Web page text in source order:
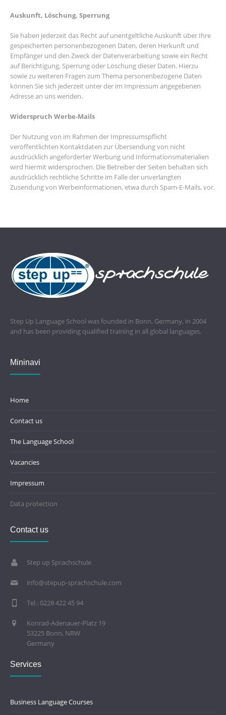
Auskunft, Löschung, Sperrung
Sie haben jederzeit das Recht auf unentgeltliche Auskunft über Ihre
gespeicherten personenbezogenen Daten, deren Herkunft und
Empfänger und den Zweck der Datenverarbeitung sowie ein Recht
auf Berichtigung, Sperrung oder Löschung dieser Daten. Hierzu
sowie zu weiteren Fragen zum Thema personenbezogene Daten
können Sie sich jederzeit unter der im Impressum angegebenen
Adresse an uns wenden.
Widerspruch Werbe-Mails
Der Nutzung von im Rahmen der Impressumspflicht
veröffentlichten Kontaktdaten zur Übersendung von nicht
ausdrücklich angeforderter Werbung und Informationsmaterialien
wird hiermit widersprochen. Die Betreiber der Seiten behalten sich
ausdrücklich rechtliche Schritte im Falle der unverlangten
Zusendung von Werbeinformationen, etwa durch Spam-E-Mails, vor.
Step Up Language School was founded in Bonn, Germany, in 2004
and has been providing qualified training in all global languages.
Mininavi
Home
Contact us
The Language School
Vacancies
Impressum
Data protection
Contact us
Step up Sprachschule
info@stepup-sprachschule.com
Tel.: 0228 422 45 94
Konrad-Adenauer-Platz 19
53225 Bonn, NRW
Germany
Services
Business Language Courses